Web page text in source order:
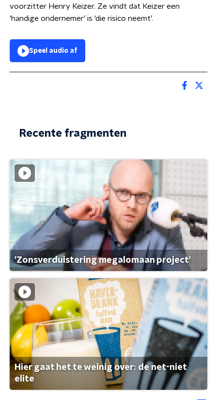
voorzitter Henry Keizer. Ze vindt dat Keizer een
‘handige ondernemer’ is ‘die risico neemt’.
Speel audio af
Recente fragmenten
'Zonsverduistering megalomaan project'
Hier gaat het te weinig over: de net-niet
elite